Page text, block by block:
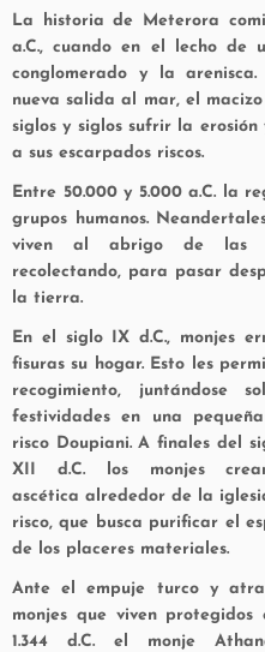
La historia de Meterora
a.C., cuando en el lecho de
conglomerado y la
nueva salida al mar, el
siglos y siglos sufrir la
a sus escarpados riscos.
Entre 50.000 y 5.000 a.C. la
grupos humanos.
viven al abrigo de las
recolectando, para pasar
la tierra.
En el siglo IX d.C., monjes
fisuras su hogar. Esto les
recogimiento, juntándose
festividades en una
risco Doupiani. A finales del
XII d.C. los monjes
ascética alrededor de la
risco, que busca purificar el
de los placeres materiales.
Ante el empuje turco y
monjes que viven
1.344 d.C. el monje